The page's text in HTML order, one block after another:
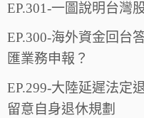
EP.301-一圖說明台灣
EP.300-海外資金回台
匯業務申報？
EP.299-大陸延遲法定
留意自身退休規劃